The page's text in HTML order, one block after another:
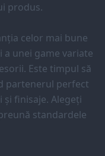
produs.
celor mai bune
unei game variate
Este timpul să
partenerul perfect
finisaje. Alegeți
standardele